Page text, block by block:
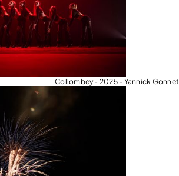
Collombey - 2025 - Yannick Gonnet